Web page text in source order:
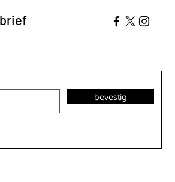
bevestig